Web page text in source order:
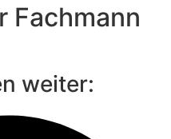
Fachmann
weiter: